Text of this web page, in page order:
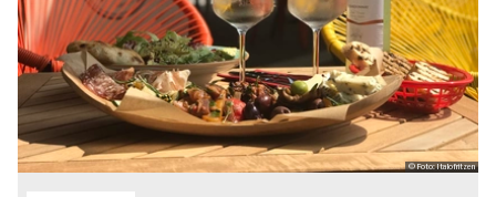
© Foto: Italofritzen